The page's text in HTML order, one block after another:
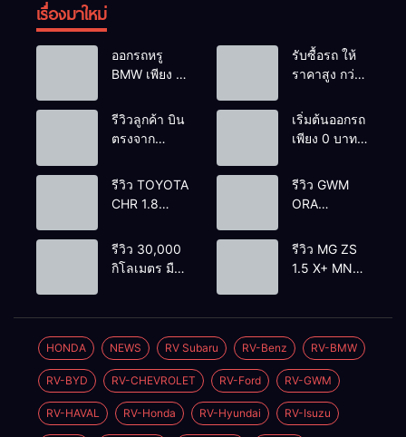
เรื่องมาใหม่
ออกรถหรู
BMW เพียง 1
รับซื้อรถ ให้
ราคาสูง กว่า
ติดไฟแนนซ์ก็
รับซื้อ
รีวิวลูกค้า บิน
ตรงจาก
รถโยรัชดา
เริ่มต้นออกรถ
เพียง 0 บาท
รีวิว TOYOTA
CHR 1.8
2018 สีขาว
มุก ตัวท้อปสุด
บาท
วิ่งน้อย
90,000 กว่า
กิโลเมตร
รีวิว GWM
ORA
400 PRO
2022 สีขาว
บาทวิ่งน้อย
50,000 กม.
รีวิว 30,000
กิโลเมตร มือ
2.4 HIGH
PRERUNNER
DOUBLECAB
2WD AT
2020 4ประตู
รีวิว MG ZS
1.5 X+ MNC
349,000
บาท
วิ่งน้อย
50,000
กิโลเมตร
HONDA NEWS RV Subaru RV-Benz RV-BMW
RV-BYD RV-CHEVROLET RV-Ford RV-GWM
RV-HAVAL RV-Honda RV-Hyundai RV-Isuzu